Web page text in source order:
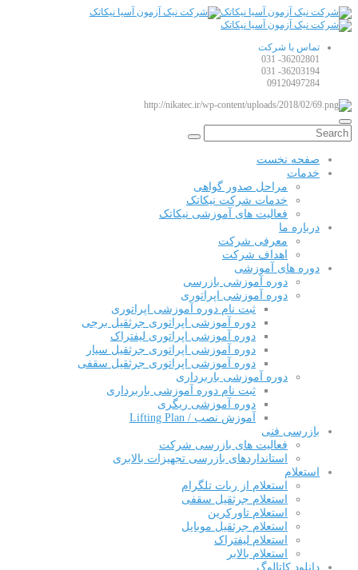
تماس با شرکت
36202801- 031
36203194- 031
09120497284
صفحه نخست
خدمات
مراحل صدور گواهی
خدمات شرکت نیکاتک
فعالیت های آموزشی نیکاتک
درباره ما
معرفی شرکت
اهداف شرکت
دوره های آموزشی
دوره آموزشی بازرسی
دوره آموزشی اپراتوری
ثبت نام دوره آموزشی اپراتوری
دوره آموزشی اپراتوری جرثقیل برجی
دوره آموزشی اپراتوری لیفتراک
دوره آموزشی اپراتوری جرثقیل سیار
دوره آموزشی اپراتوری جرثقیل سقفی
دوره آموزشی باربرداری
ثبت نام دوره آموزشی باربرداری
دوره آموزشی ریگری
آموزش نصب / Lifting Plan
بازرسی فنی
فعالیت های بازرسی شرکت
استانداردهای بازرسی تجهیزات بالابری
استعلام
استعلام از ربات تلگرام
استعلام جرثقیل سقفی
استعلام تاورکرین
استعلام جرثقیل موبایل
استعلام لیفتراک
استعلام بالابر
دانلود کاتالوگ